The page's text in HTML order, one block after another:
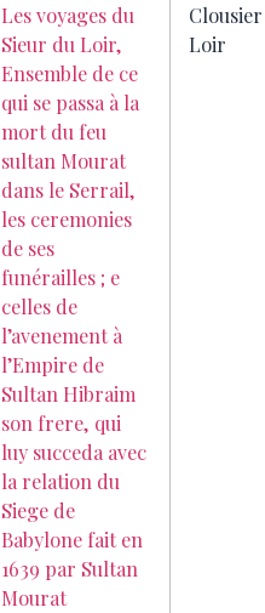
Les voyages du
Sieur du Loir,
Ensemble de ce
qui se passa à la
mort du feu
sultan Mourat
dans le Serrail,
les ceremonies
de ses
funérailles ; e
celles de
l’avenement à
l’Empire de
Sultan Hibraim
son frere, qui
luy succeda avec
la relation du
Siege de
Babylone fait en
1639 par Sultan
Mourat
Loir